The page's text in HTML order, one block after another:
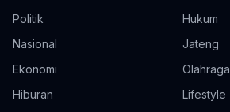
Politik
Hukum
Nasional
Jateng
Ekonomi
Olahraga
Hiburan
Lifestyle